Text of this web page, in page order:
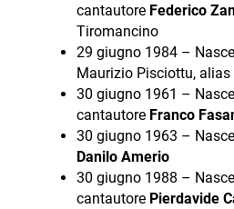
cantautore Federico
Tiromancino
29 giugno 1984 –
Maurizio Pisciottu, alias
30 giugno 1961 –
cantautore Franco
30 giugno 1963 –
Danilo Amerio
30 giugno 1988 –
cantautore Pierdavide